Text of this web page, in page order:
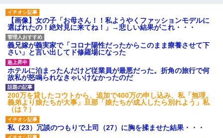
【画像】女の子「お母さん！！私ようやくファッションモデルに
選ばれたの！絶対見に来てね！」→悲しい結果がこれ・・・
義兄嫁が義実家で「コロナ陽性だったからこのまま療養させて下
さい」と言い出してド修羅場になった
ホテルに泊まったんだけど従業員が最悪だった。折角の旅行で何
故私が怒鳴られなきゃいけなかったのだ
200万を貸したコウトから、追加で400万の申し込み、私「無理。
義弟より娘たちが大事」旦那「娘たちが成人したら別れよう」私
（は？）
私（23）冗談のつもりで上司（27）に胸を揉ませた結果・・・